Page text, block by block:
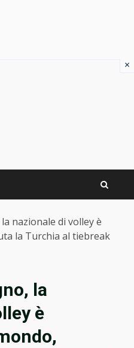
nazionale di volley è
la Turchia al tiebreak
la
è
×